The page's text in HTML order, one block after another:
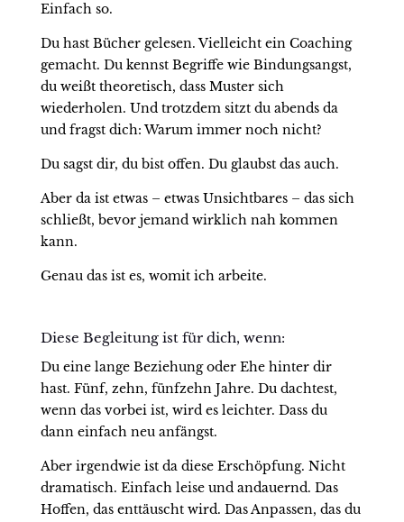
Einfach so.
Du hast Bücher gelesen. Vielleicht ein Coaching
gemacht. Du kennst Begriffe wie Bindungsangst,
du weißt theoretisch, dass Muster sich
wiederholen. Und trotzdem sitzt du abends da
und fragst dich: Warum immer noch nicht?
Du sagst dir, du bist offen. Du glaubst das auch.
Aber da ist etwas – etwas Unsichtbares – das sich
schließt, bevor jemand wirklich nah kommen
kann.
Genau das ist es, womit ich arbeite.
Diese Begleitung ist für dich, wenn:
Du eine lange Beziehung oder Ehe hinter dir
hast. Fünf, zehn, fünfzehn Jahre. Du dachtest,
wenn das vorbei ist, wird es leichter. Dass du
dann einfach neu anfängst.
Aber irgendwie ist da diese Erschöpfung. Nicht
dramatisch. Einfach leise und andauernd. Das
Hoffen, das enttäuscht wird. Das Anpassen, das du